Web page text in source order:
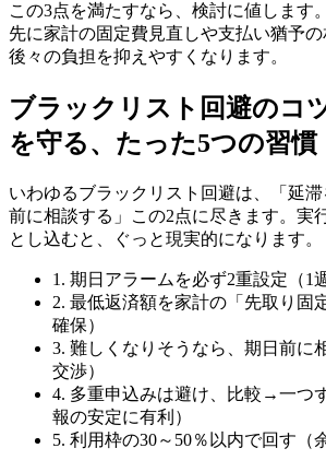
この3点を満たすなら、検討に値します
先に家計の固定費見直しや支払い猶予の
後々の負担を抑えやすくなります。
ブラックリスト回避のコ
を守る、たった5つの習慣
いわゆるブラックリスト回避は、「延
前に相談する」この2点に尽きます。実
とし込むと、ぐっと現実的になります。
1. 期日アラームを必ず2重設定（1
2. 最低返済額を家計の「先取り固
確保）
3. 難しくなりそうなら、期日前に
交渉）
4. 多重申込みは避け、比較→一つ
報の安定に有利）
5. 利用枠の30～50％以内で回す（